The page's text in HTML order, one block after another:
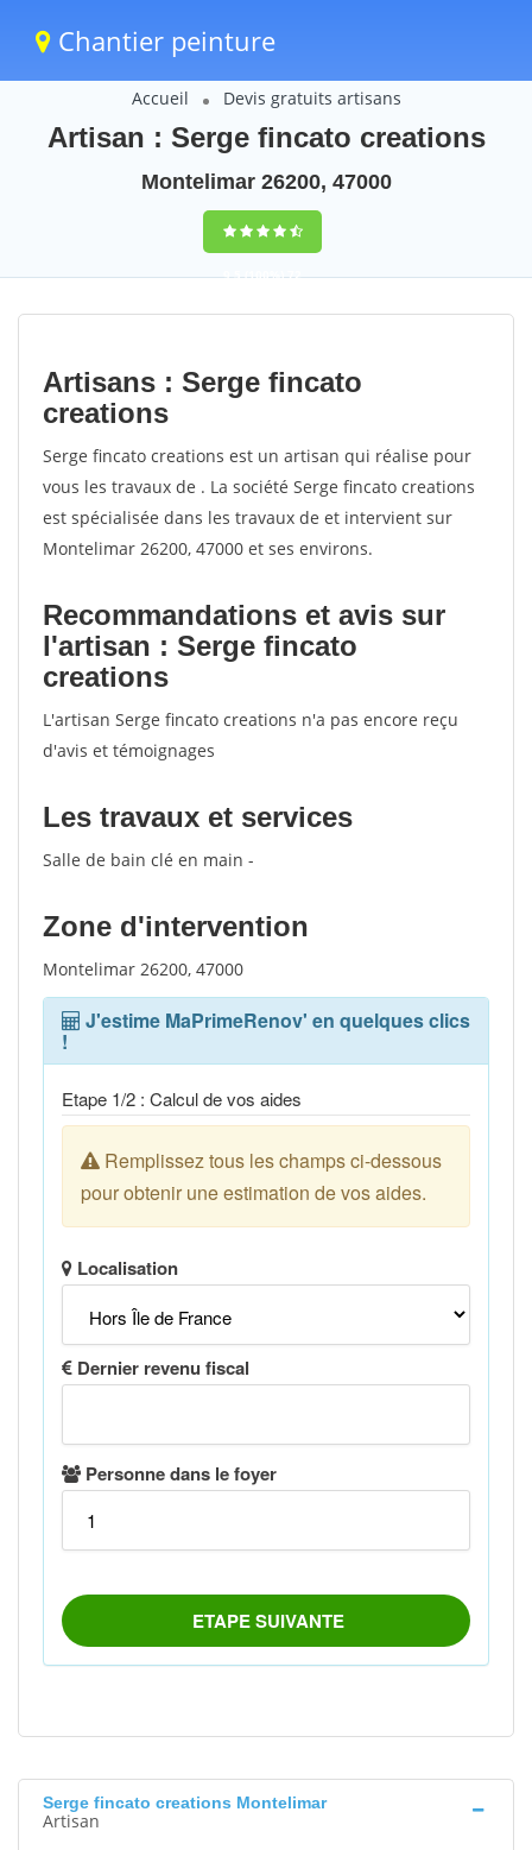
Chantier peinture
Accueil Devis gratuits artisans
Artisan : Serge fincato creations
Montelimar 26200, 47000
9,5(100%)72
votes
Artisans : Serge fincato
creations
Serge fincato creations est un artisan qui réalise pour
vous les travaux de . La société Serge fincato creations
est spécialisée dans les travaux de et intervient sur
Montelimar 26200, 47000 et ses environs.
Recommandations et avis sur
l'artisan : Serge fincato
creations
L'artisan Serge fincato creations n'a pas encore reçu
d'avis et témoignages
Les travaux et services
Salle de bain clé en main -
Zone d'intervention
Montelimar 26200, 47000
Serge fincato creations Montelimar
Artisan